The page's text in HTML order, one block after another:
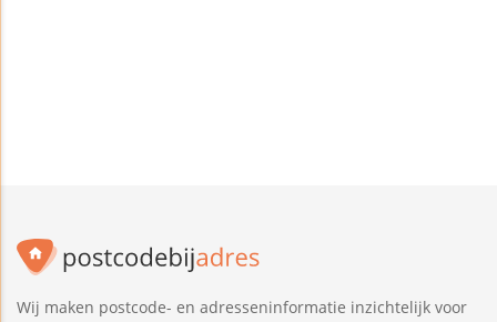
Wij maken postcode- en adresseninformatie inzichtelijk voor